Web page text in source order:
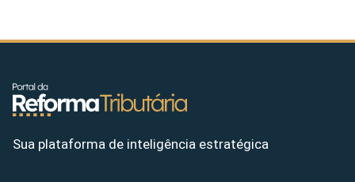
Sua plataforma de inteligência estratégica